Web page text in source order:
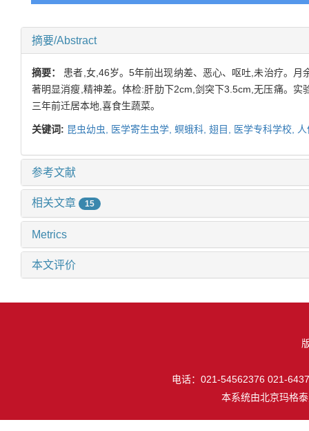
摘要/Abstract
摘要： 患者,女,46岁。5年前出现纳差、恶心、呕吐,未治疗。
著明显消瘦,精神差。体检:肝肋下2cm,剑突下3.5cm,无压痛。
三年前迁居本地,喜食生蔬菜。
关键词: 昆虫幼虫, 医学寄生虫学, 螟蛾科, 翅目, 医学专科学校,
参考文献
相关文章 15
Metrics
本文评价
电话：021-54562376 021-
本系统由北京玛格